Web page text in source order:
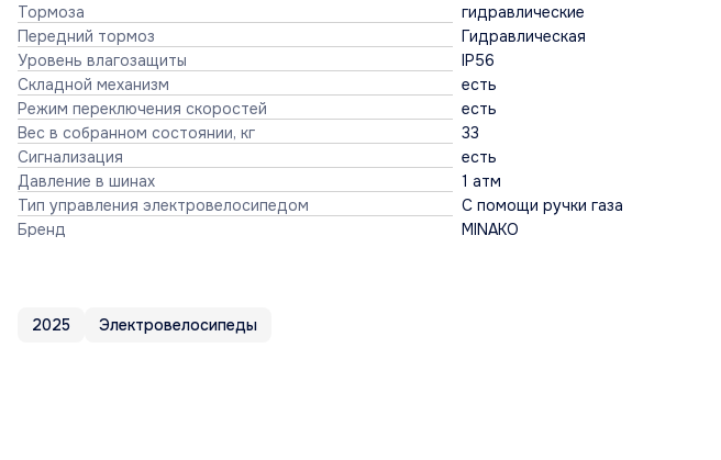
Тормоза
гидравлические
Передний тормоз
Гидравлическая
Уровень влагозащиты
IP56
Складной механизм
есть
Режим переключения скоростей
есть
Вес в собранном состоянии, кг
33
Сигнализация
есть
Давление в шинах
1 атм
Тип управления электровелосипедом
С помощи ручки газа
Бренд
MINAKO
2025 Электровелосипеды